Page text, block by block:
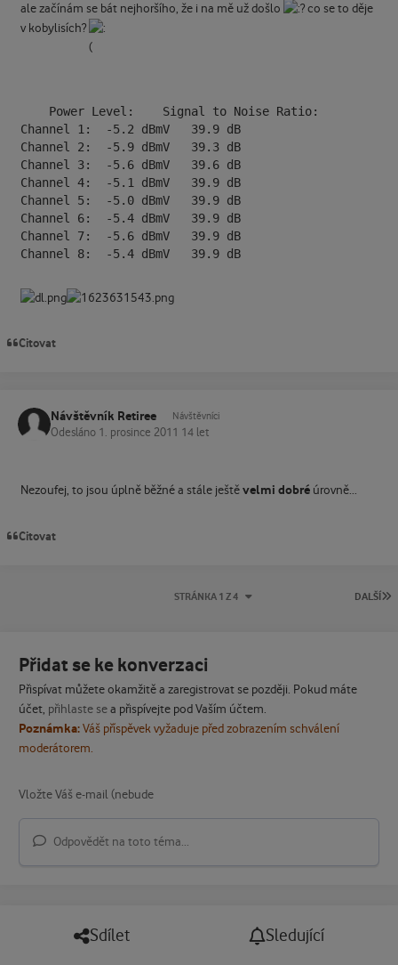
ale začínám se bát nejhoršího, že i na mě už došlo
co se to děje
v kobylisích?
Channel 1: 	-5.2 dBmV 	39.9 dB
Channel 2: 	-5.9 dBmV 	39.3 dB
Channel 3: 	-5.6 dBmV 	39.6 dB
Channel 4: 	-5.1 dBmV 	39.9 dB
Channel 5: 	-5.0 dBmV 	39.9 dB
Channel 6: 	-5.4 dBmV 	39.9 dB
Channel 7: 	-5.6 dBmV 	39.9 dB
Channel 8: 	-5.4 dBmV 	39.9 dB
Citovat
Návštěvník Retiree Návštěvníci
Odesláno 1. prosince 2011 14 let
Nezoufej, to jsou úplně běžné a stále ještěvelmi dobré úrovně...
Citovat
DALŠÍ
STRÁNKA 1 Z 4
Přidat se ke konverzaci
Přispívat můžete okamžitě a zaregistrovat se později. Pokud máte
účet, přihlaste sea přispívejte pod Vaším účtem.
Poznámka:Váš příspěvek vyžaduje před zobrazením schválení
moderátorem.
Odpovědět na toto téma...
Sdílet Sledující